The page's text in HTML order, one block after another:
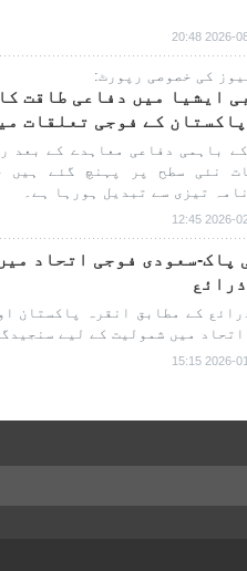
2026-08-
کی خصوصی رپورٹ:
ایشیا میں دفاعی طاقت
پاکستان کے فوجی تعلقات
2025 کے باہمی دفاعی معاہدے کے
نئی سطح پر پہنچ گئے ہیں
تیزی سے تبدیل ہورہا ہے۔
2026-02-
پاک-سعودی فوجی اتحاد
کے مطابق انقرہ پاکستان
اتحاد میں شمولیت کے لیے
2026-01-